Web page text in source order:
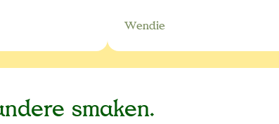
Wendie
smaken.